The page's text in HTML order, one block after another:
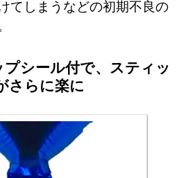
てしまうなどの初期不良の
シール付で、スティッ
さらに楽に